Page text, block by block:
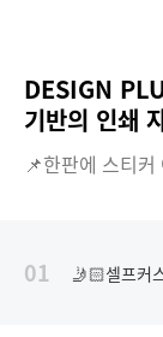
DESIGN
기반의 인쇄
📌한판에 스티
01 🤳🏻셀프커